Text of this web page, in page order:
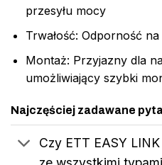
przesyłu mocy
Trwałość: Odporność
Montaż: Przyjazny dla
umożliwiający szybki
Najczęściej zadawane
Czy ETT EASY